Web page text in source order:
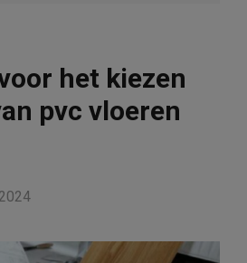
het kiezen
pvc vloeren